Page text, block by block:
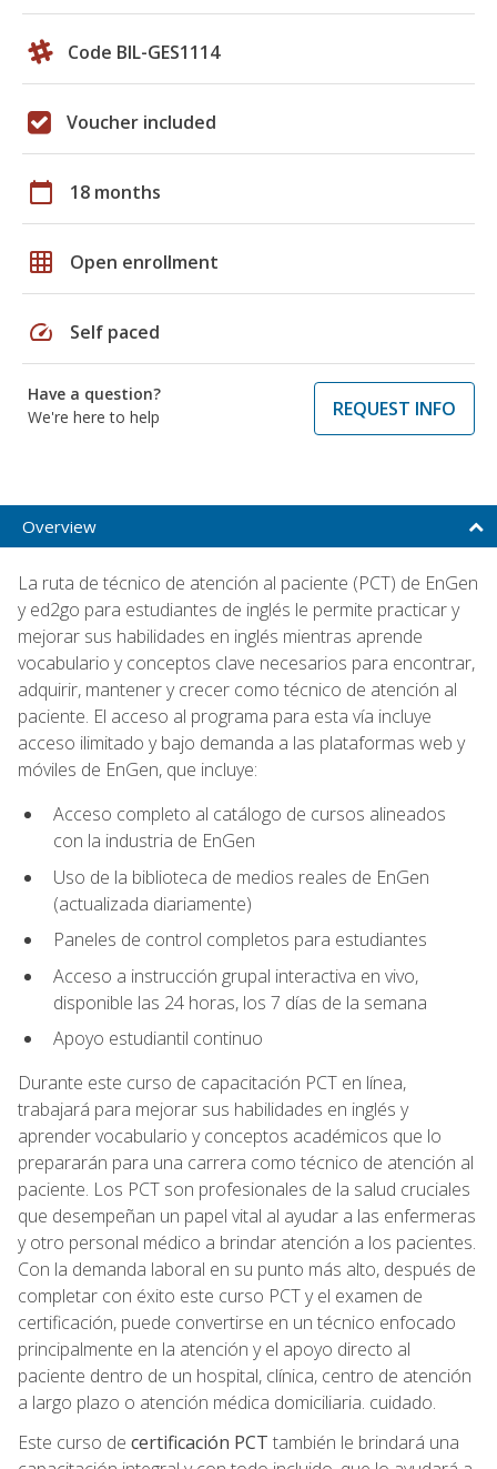
Code BIL-GES1114
Voucher included
calendar_today 18 months
grid_on Open enrollment
speed Self paced
Have a question?
We're here to help
REQUEST INFO
Overview
La ruta de técnico de atención al paciente (PCT) de EnGen
y ed2go para estudiantes de inglés le permite practicar y
mejorar sus habilidades en inglés mientras aprende
vocabulario y conceptos clave necesarios para encontrar,
adquirir, mantener y crecer como técnico de atención al
paciente. El acceso al programa para esta vía incluye
acceso ilimitado y bajo demanda a las plataformas web y
móviles de EnGen, que incluye:
Acceso completo al catálogo de cursos alineados
con la industria de EnGen
Uso de la biblioteca de medios reales de EnGen
(actualizada diariamente)
Paneles de control completos para estudiantes
Acceso a instrucción grupal interactiva en vivo,
disponible las 24 horas, los 7 días de la semana
Apoyo estudiantil continuo
Durante este curso de capacitación PCT en línea,
trabajará para mejorar sus habilidades en inglés y
aprender vocabulario y conceptos académicos que lo
prepararán para una carrera como técnico de atención al
paciente. Los PCT son profesionales de la salud cruciales
que desempeñan un papel vital al ayudar a las enfermeras
y otro personal médico a brindar atención a los pacientes.
Con la demanda laboral en su punto más alto, después de
completar con éxito este curso PCT y el examen de
certificación, puede convertirse en un técnico enfocado
principalmente en la atención y el apoyo directo al
paciente dentro de un hospital, clínica, centro de atención
a largo plazo o atención médica domiciliaria. cuidado.
Este curso de certificación PCT también le brindará una